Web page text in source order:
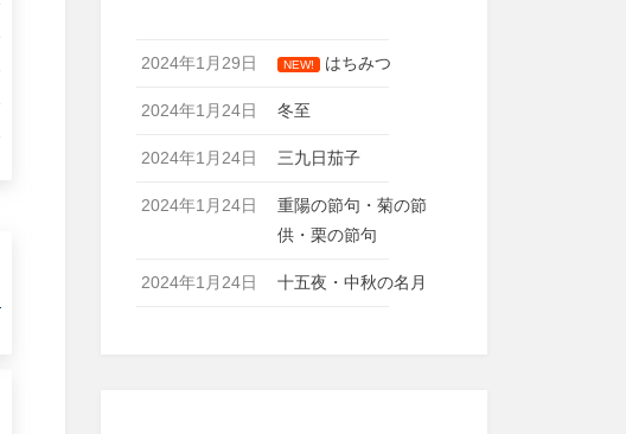
2024年1月29日 NEW! はちみつ
2024年1月24日 冬至
2024年1月24日 三九日茄子
2024年1月24日
重陽の節句・菊の節
供・栗の節句
2024年1月24日 十五夜・中秋の名月